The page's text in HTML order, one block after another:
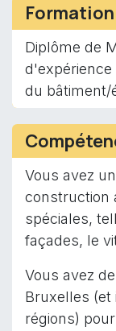
Formation
Diplôme de
du bâtiment/
Vous avez
construction
spéciales,
façades, le
Vous avez
Bruxelles
régions)